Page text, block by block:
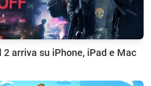
2 arriva su iPhone, iPad e Mac